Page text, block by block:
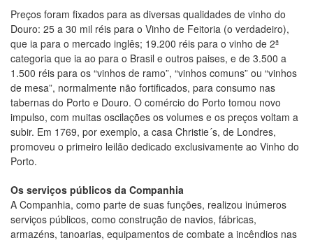
Preços foram fixados para as diversas qualidades de vinho do
Douro: 25 a 30 mil réis para o Vinho de Feitoria (o verdadeiro),
que ia para o mercado inglês; 19.200 réis para o vinho de 2ª
categoria que ia ao para o Brasil e outros paises, e de 3.500 a
1.500 réis para os “vinhos de ramo”, “vinhos comuns” ou “vinhos
de mesa”, normalmente não fortificados, para consumo nas
tabernas do Porto e Douro. O comércio do Porto tomou novo
impulso, com muitas oscilações os volumes e os preços voltam a
subir. Em 1769, por exemplo, a casa Christie´s, de Londres,
promoveu o primeiro leilão dedicado exclusivamente ao Vinho do
Porto.
Os serviços públicos da Companhia
A Companhia, como parte de suas funções, realizou inúmeros
serviços públicos, como construção de navios, fábricas,
armazéns, tanoarias, equipamentos de combate a incêndios nas